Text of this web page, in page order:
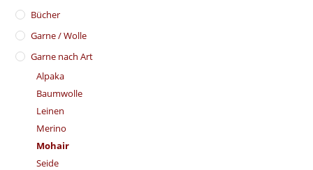
Bücher
Garne / Wolle
Garne nach Art
Alpaka
Baumwolle
Leinen
Merino
Mohair
Seide